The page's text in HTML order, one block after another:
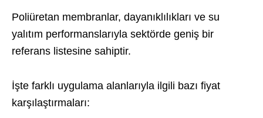
Poliüretan membranlar, dayanıklılıkları ve su
yalıtım performanslarıyla sektörde geniş bir
referans listesine sahiptir.
İşte farklı uygulama alanlarıyla ilgili bazı fiyat
karşılaştırmaları: